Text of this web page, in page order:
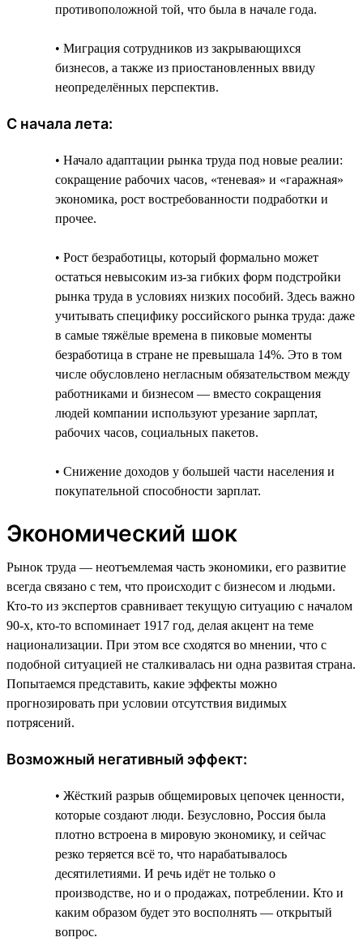
противоположной той, что была в начале года.
• Миграция сотрудников из закрывающихся
бизнесов, а также из приостановленных ввиду
неопределённых перспектив.
С начала лета:
• Начало адаптации рынка труда под новые реалии:
сокращение рабочих часов, «теневая» и «гаражная»
экономика, рост востребованности подработки и
прочее.
• Рост безработицы, который формально может
остаться невысоким из-за гибких форм подстройки
рынка труда в условиях низких пособий. Здесь важно
учитывать специфику российского рынка труда: даже
в самые тяжёлые времена в пиковые моменты
безработица в стране не превышала 14%. Это в том
числе обусловлено негласным обязательством между
работниками и бизнесом — вместо сокращения
людей компании используют урезание зарплат,
рабочих часов, социальных пакетов.
• Снижение доходов у большей части населения и
покупательной способности зарплат.
Экономический шок
Рынок труда — неотъемлемая часть экономики, его развитие
всегда связано с тем, что происходит с бизнесом и людьми.
Кто-то из экспертов сравнивает текущую ситуацию с началом
90-х, кто-то вспоминает 1917 год, делая акцент на теме
национализации. При этом все сходятся во мнении, что с
подобной ситуацией не сталкивалась ни одна развитая страна.
Попытаемся представить, какие эффекты можно
прогнозировать при условии отсутствия видимых
потрясений.
Возможный негативный эффект:
• Жёсткий разрыв общемировых цепочек ценности,
которые создают люди. Безусловно, Россия была
плотно встроена в мировую экономику, и сейчас
резко теряется всё то, что нарабатывалось
десятилетиями. И речь идёт не только о
производстве, но и о продажах, потреблении. Кто и
каким образом будет это восполнять — открытый
вопрос.